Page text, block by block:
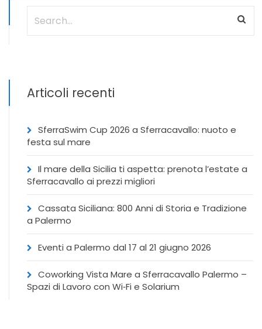
Articoli recenti
SferraSwim Cup 2026 a Sferracavallo: nuoto e
festa sul mare
Il mare della Sicilia ti aspetta: prenota l’estate a
Sferracavallo ai prezzi migliori
Cassata Siciliana: 800 Anni di Storia e Tradizione
a Palermo
Eventi a Palermo dal 17 al 21 giugno 2026
Coworking Vista Mare a Sferracavallo Palermo –
Spazi di Lavoro con Wi‑Fi e Solarium